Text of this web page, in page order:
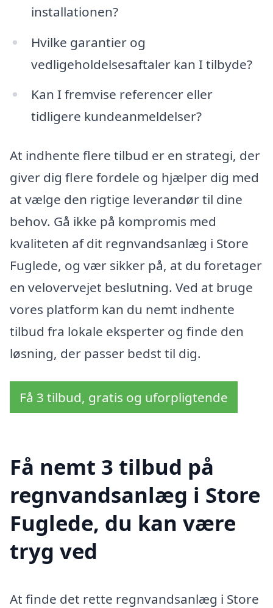
installationen?
Hvilke garantier og
vedligeholdelsesaftaler kan I tilbyde?
Kan I fremvise referencer eller
tidligere kundeanmeldelser?
At indhente flere tilbud er en strategi, der
giver dig flere fordele og hjælper dig med
at vælge den rigtige leverandør til dine
behov. Gå ikke på kompromis med
kvaliteten af dit regnvandsanlæg i Store
Fuglede, og vær sikker på, at du foretager
en velovervejet beslutning. Ved at bruge
vores platform kan du nemt indhente
tilbud fra lokale eksperter og finde den
løsning, der passer bedst til dig.
Få 3 tilbud, gratis og uforpligtende
Få nemt 3 tilbud på
regnvandsanlæg i Store
Fuglede, du kan være
tryg ved
At finde det rette regnvandsanlæg i Store